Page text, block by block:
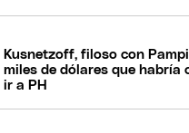
Kusnetzoff, filoso con
miles de dólares que habría
ir a PH